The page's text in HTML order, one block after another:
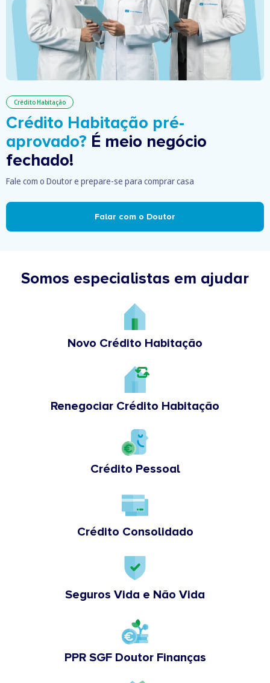
Crédito Habitação
Crédito Habitação pré-
aprovado? É meio negócio
fechado!
Fale com o Doutor e prepare-se para comprar casa
Falar com o Doutor
Somos especialistas em ajudar
Novo Crédito Habitação
Renegociar Crédito Habitação
Crédito Pessoal
Crédito Consolidado
Seguros Vida e Não Vida
PPR SGF Doutor Finanças